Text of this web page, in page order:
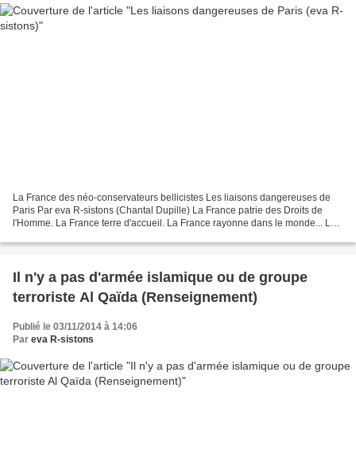
La France des néo-conservateurs bellicistes Les liaisons dangereuses de
Paris Par eva R-sistons (Chantal Dupille) La France patrie des Droits de
l'Homme. La France terre d'accueil. La France rayonne dans le monde... La
Il n'y a pas d'armée islamique ou de groupe
terroriste Al Qaïda (Renseignement)
Publié le 03/11/2014 à 14:06
Par eva R-sistons